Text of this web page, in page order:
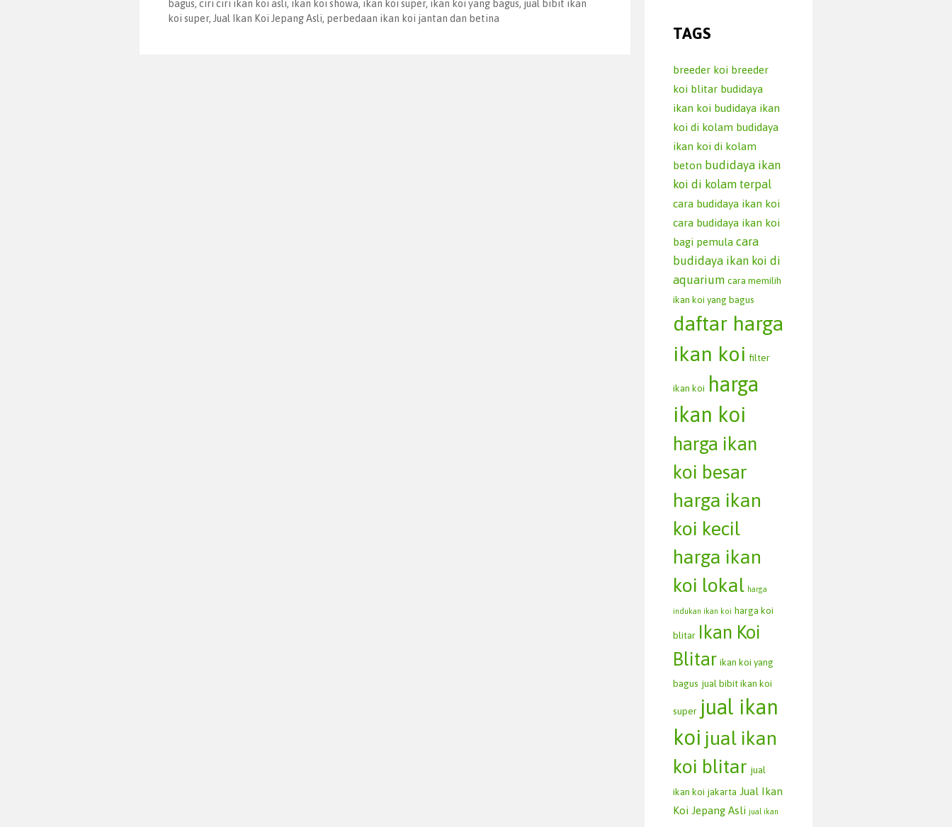
bagus, ciri ciri ikan koi asli, ikan koi showa, ikan koi super, ikan koi yang bagus, jual bibit ikan
koi super,Jual Ikan Koi Jepang Asli, perbedaan ikan koi jantan dan betina
TAGS
breeder koi breeder
koi blitar budidaya
ikan koi budidaya ikan
koi di kolam budidaya
ikan koi di kolam
beton budidaya ikan
koi di kolam terpal
cara budidaya ikan koi
cara budidaya ikan koi
bagi pemula cara
budidaya ikan koi di
aquarium cara memilih
ikan koi yang bagus
daftar harga
ikan koi filter
ikan koi
harga
ikan koi
harga ikan
koi besar
harga ikan
koi kecil
harga ikan
koi lokal harga
indukan ikan koi harga koi
blitar Ikan Koi
Blitar ikan koi yang
bagus jual bibit ikan koi
super jual ikan
koi jual ikan
koi blitar jual
ikan koi jakarta Jual Ikan
Koi Jepang Asli jual ikan